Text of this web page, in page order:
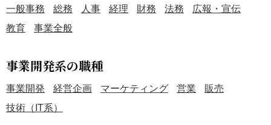
一般事務 総務 人事 経理 財務 法務
広報・宣伝
教育
事業全般
事業開発系の職種
事業開発 経営企画 マーケティング 営業
販売
技術（IT系）